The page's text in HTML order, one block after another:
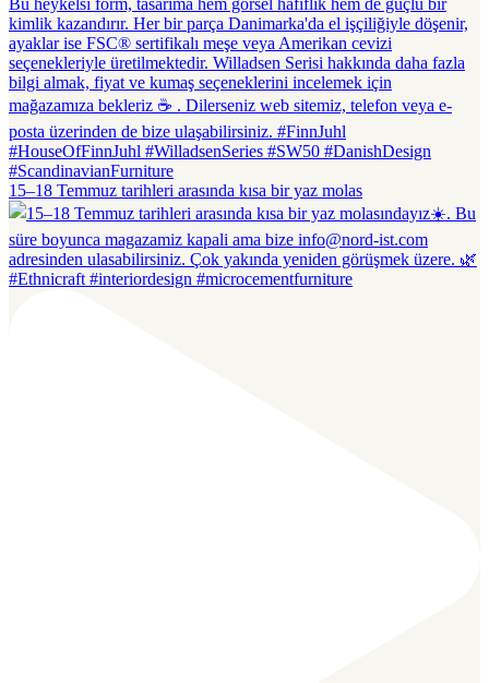
15–18 Temmuz tarihleri arasında kısa bir yaz molas
#Ethnicraft #interiordesign #microcementfurniture